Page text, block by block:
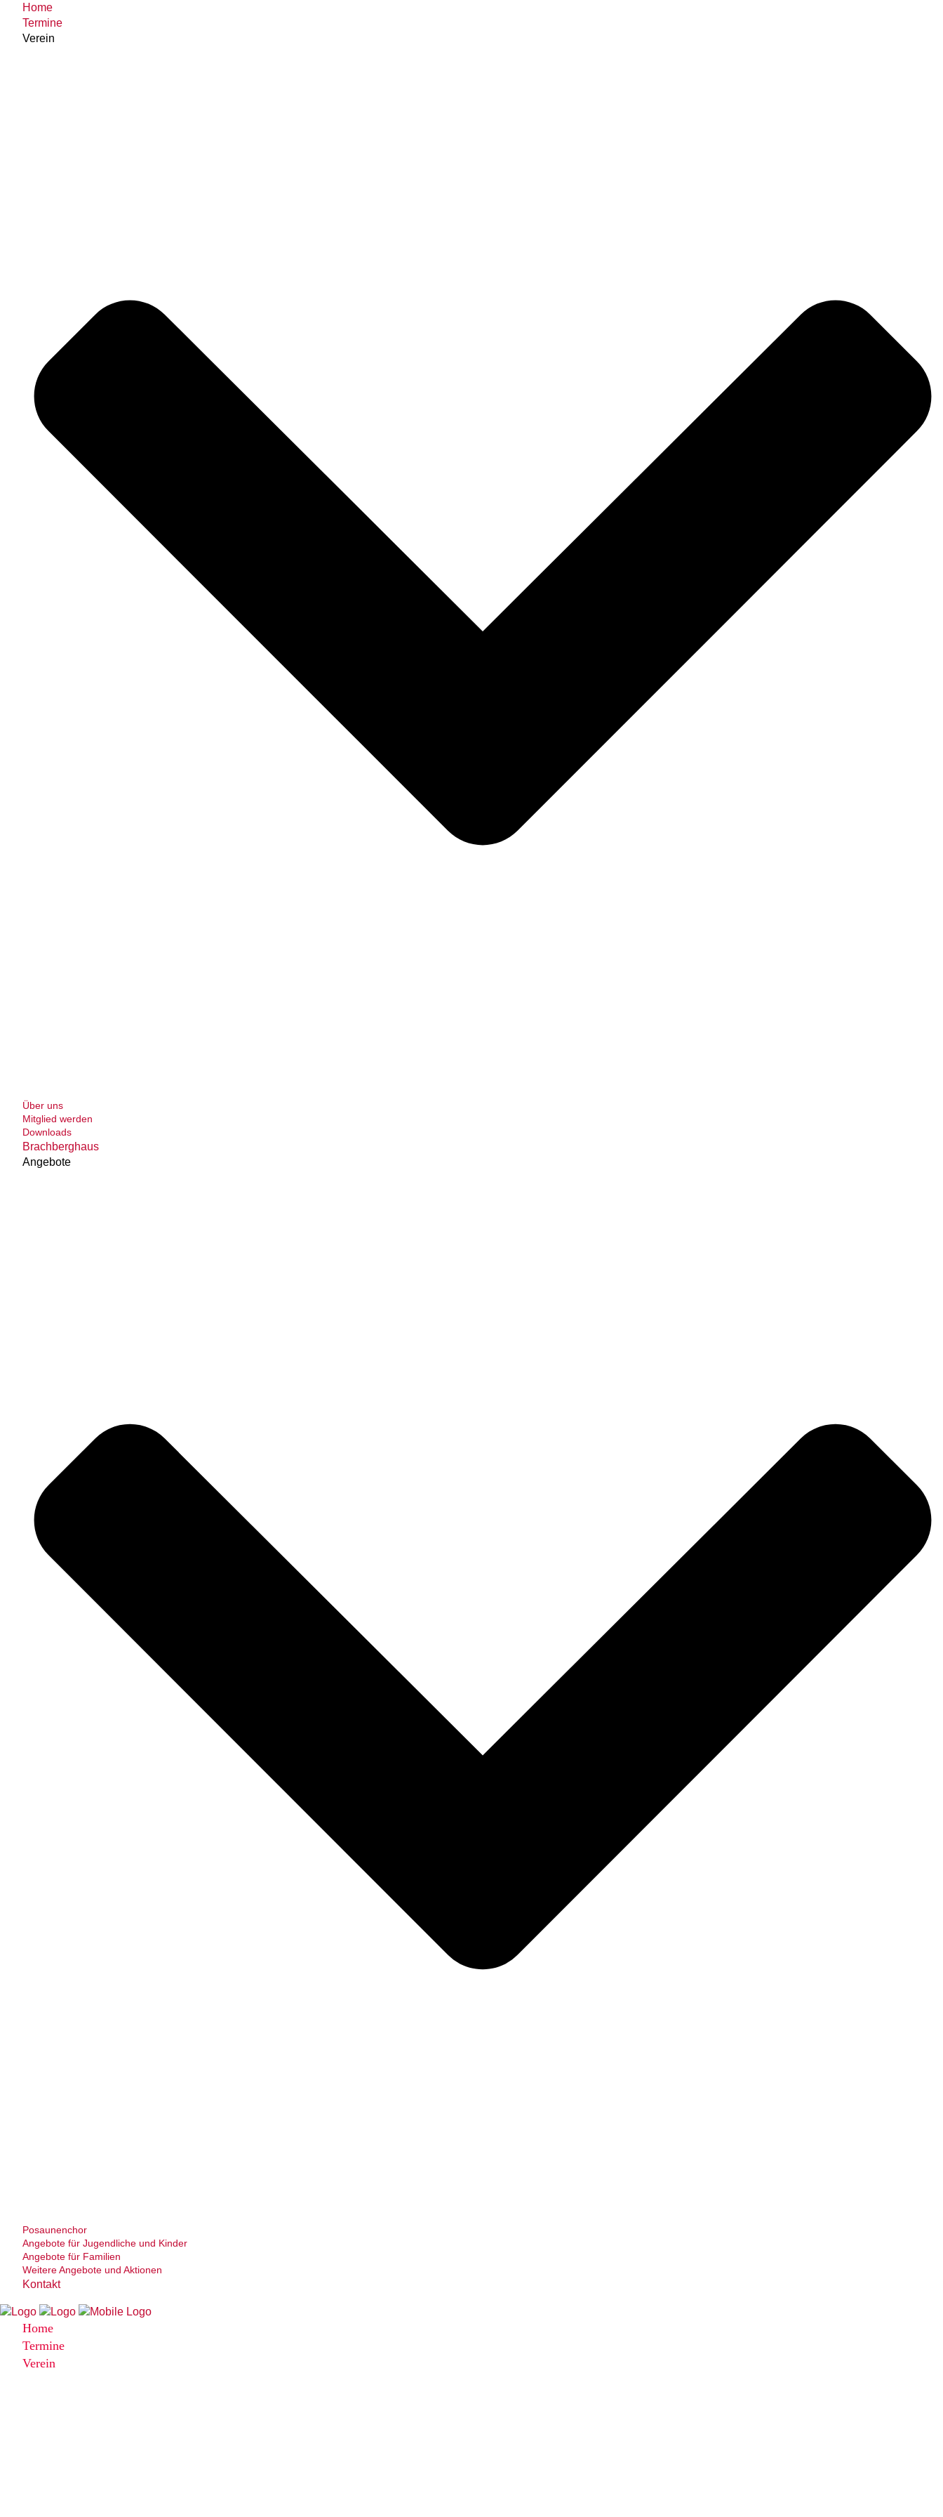
Home
Termine
Verein
Über uns
Mitglied werden
Downloads
Brachberghaus
Angebote
Posaunenchor
Angebote für Jugendliche und Kinder
Angebote für Familien
Weitere Angebote und Aktionen
Kontakt
Home
Termine
Verein